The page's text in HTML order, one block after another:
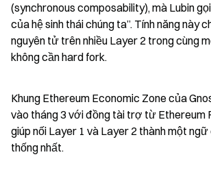
(synchronous composability), mà Lubin
của hệ sinh thái chúng ta”. Tính năng này
nguyên tử trên nhiều Layer 2 trong cùng
không cần hard fork.
Khung Ethereum Economic Zone của
vào tháng 3 với đồng tài trợ từ Ethereum
giúp nối Layer 1 và Layer 2 thành một
thống nhất.